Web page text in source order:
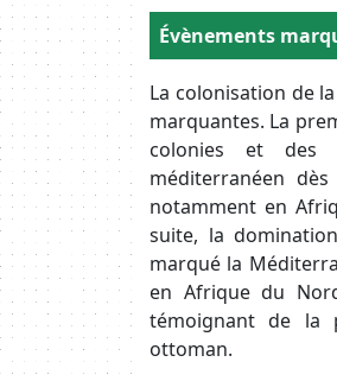
Body
Évènements
Body
La colonisation de
marquantes. La
colonies et des
méditerranéen
notamment en
suite, la
marqué la
en Afrique du
témoignant de la
ottoman.